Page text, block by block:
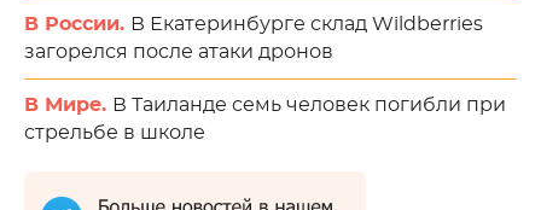
В России. В Екатеринбурге склад Wildberries
загорелся после атаки дронов
В Мире. В Таиланде семь человек погибли при
стрельбе в школе